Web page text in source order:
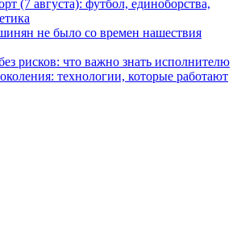
(7 августа): футбол, единоборства,
не было со времен нашествия
рисков: что важно знать исполнителю
технологии, которые работают